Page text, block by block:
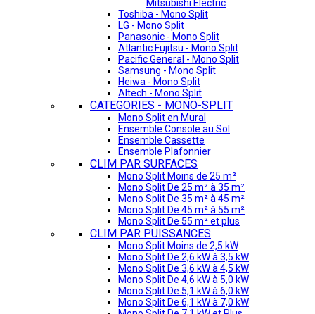
Mitsubishi Electric
Toshiba - Mono Split
LG - Mono Split
Panasonic - Mono Split
Atlantic Fujitsu - Mono Split
Pacific General - Mono Split
Samsung - Mono Split
Heiwa - Mono Split
Altech - Mono Split
CATEGORIES - MONO-SPLIT
Mono Split en Mural
Ensemble Console au Sol
Ensemble Cassette
Ensemble Plafonnier
CLIM PAR SURFACES
Mono Split Moins de 25 m²
Mono Split De 25 m² à 35 m²
Mono Split De 35 m² à 45 m²
Mono Split De 45 m² à 55 m²
Mono Split De 55 m² et plus
CLIM PAR PUISSANCES
Mono Split Moins de 2,5 kW
Mono Split De 2,6 kW à 3,5 kW
Mono Split De 3,6 kW à 4,5 kW
Mono Split De 4,6 kW à 5,0 kW
Mono Split De 5,1 kW à 6,0 kW
Mono Split De 6,1 kW à 7,0 kW